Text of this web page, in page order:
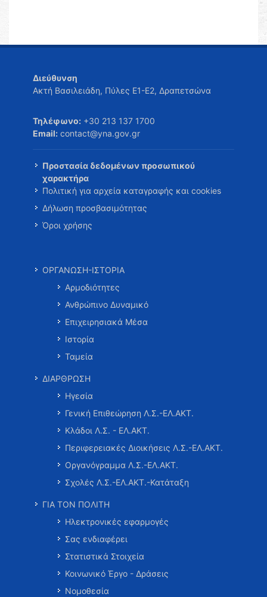
Διεύθυνση
Ακτή Βασιλειάδη, Πύλες Ε1-Ε2, Δραπετσώνα
Τηλέφωνο: +30 213 137 1700
Email: contact@yna.gov.gr
Προστασία δεδομένων προσωπικού
χαρακτήρα
Πολιτική για αρχεία καταγραφής και cookies
Δήλωση προσβασιμότητας
Όροι χρήσης
ΟΡΓΑΝΩΣΗ-ΙΣΤΟΡΙΑ
Αρμοδιότητες
Ανθρώπινο Δυναμικό
Επιχειρησιακά Μέσα
Ιστορία
Ταμεία
ΔΙΑΡΘΡΩΣΗ
Ηγεσία
Γενική Επιθεώρηση Λ.Σ.-ΕΛ.ΑΚΤ.
Κλάδοι Λ.Σ. - ΕΛ.ΑΚΤ.
Περιφερειακές Διοικήσεις Λ.Σ.-ΕΛ.ΑΚΤ.
Οργανόγραμμα Λ.Σ.-ΕΛ.ΑΚΤ.
Σχολές Λ.Σ.-ΕΛ.ΑΚΤ.-Κατάταξη
ΓΙΑ ΤΟΝ ΠΟΛΙΤΗ
Ηλεκτρονικές εφαρμογές
Σας ενδιαφέρει
Στατιστικά Στοιχεία
Κοινωνικό Έργο - Δράσεις
Νομοθεσία